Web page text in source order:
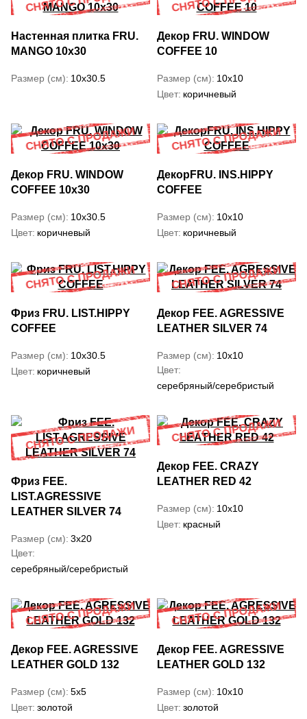
Настенная плитка FRU.
MANGO 10x30
Размер (см) 10x30.5
Декор FRU. WINDOW
COFFEE 10
Размер (см) 10x10
Цвет коричневый
Декор FRU. WINDOW
COFFEE 10x30
Размер (см) 10x30.5
Цвет коричневый
ДекорFRU. INS.HIPPY
COFFEE
Размер (см) 10x10
Цвет коричневый
Фриз FRU. LIST.HIPPY
COFFEE
Размер (см) 10x30.5
Цвет коричневый
Декор FEE. AGRESSIVE
LEATHER SILVER 74
Размер (см) 10x10
Цвет
серебряный/серебристый
Фриз FEE.
LIST.AGRESSIVE
LEATHER SILVER 74
Размер (см) 3x20
Цвет
серебряный/серебристый
Декор FEE. CRAZY
LEATHER RED 42
Размер (см) 10x10
Цвет красный
Декор FEE. AGRESSIVE
LEATHER GOLD 132
Размер (см) 5x5
Цвет золотой
Декор FEE. AGRESSIVE
LEATHER GOLD 132
Размер (см) 10x10
Цвет золотой